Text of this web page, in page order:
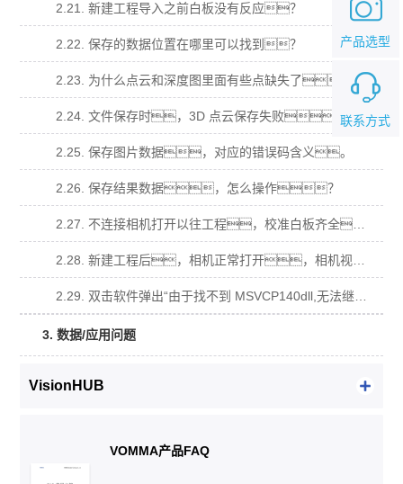
2.21. 新建工程导入之前白板没有反应？
2.22. 保存的数据位置在哪里可以找到？
2.23. 为什么点云和深度图里面有些点缺失了？
2.24. 文件保存时，3D 点云保存失败？
2.25. 保存图片数据，对应的错误码含义。
2.26. 保存结果数据，怎么操作？
2.27. 不连接相机打开以往工程，校准白板齐全，导入原图计算不出数据？
2.28. 新建工程后，相机正常打开，相机视图有视频流，拍照算不出数据？
2.29. 双击软件弹出“由于找不到 MSVCP140dll,无法继续执行代码，需要安装程序可 能会解决此问题.”窗口？
3. 数据/应用问题
VisionHUB
VOMMA产品FAQ
联系方式
产品选型